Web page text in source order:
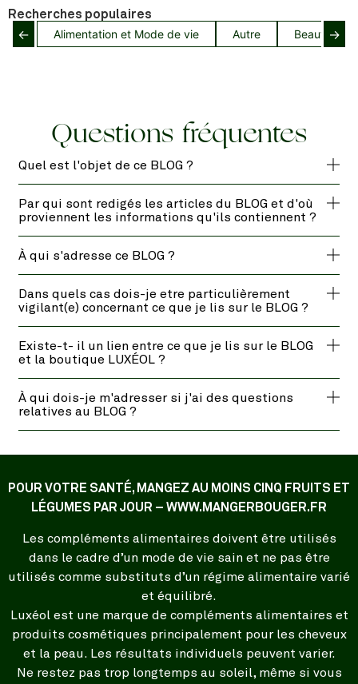
Recherches populaires
← Alimentation et Mode de vie Autre Beauté→
Questions fréquentes
Quel est l'objet de ce BLOG ?
Par qui sont redigés les articles du BLOG et d'où
proviennent les informations qu'ils contiennent ?
À qui s'adresse ce BLOG ?
Dans quels cas dois-je etre particulièrement
vigilant(e) concernant ce que je lis sur le BLOG ?
Existe-t- il un lien entre ce que je lis sur le BLOG
et la boutique LUXÉOL ?
À qui dois-je m'adresser si j'ai des questions
relatives au BLOG ?
POUR VOTRE SANTÉ, MANGEZ AU MOINS CINQ FRUITS ET
LÉGUMES PAR JOUR – WWW.MANGERBOUGER.FR
Les compléments alimentaires doivent être utilisés
dans le cadre d’un mode de vie sain et ne pas être
utilisés comme substituts d’un régime alimentaire varié
et équilibré.
Luxéol est une marque de compléments alimentaires et
produits cosmétiques principalement pour les cheveux
et la peau. Les résultats individuels peuvent varier.
Ne restez pas trop longtemps au soleil, même si vous